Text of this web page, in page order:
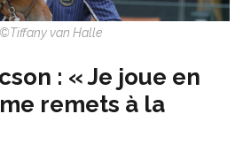
van Halle
: « Je joue en
remets à la